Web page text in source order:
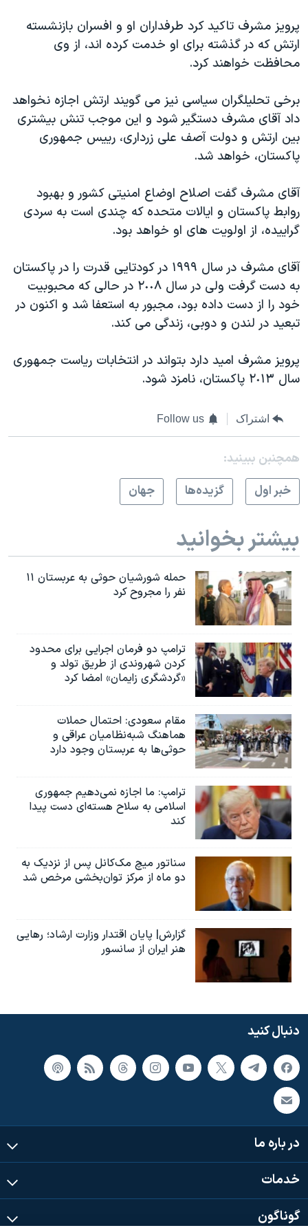
پرويز مشرف تاکيد کرد طرفداران او و افسران بازنشسته
ارتش که در گذشته برای او خدمت کرده اند، از وی
محافظت خواهند کرد.
برخی تحليلگران سياسی نيز می گويند ارتش اجازه نخواهد
داد آقای مشرف دستگير شود و اين موجب تنش بيشتری
بين ارتش و دولت آصف علی زرداری، رييس جمهوری
پاکستان، خواهد شد.
آقای مشرف گفت اصلاح اوضاع امنيتی کشور و بهبود
روابط پاکستان و ايالات متحده که چندی است به سردی
گراييده، از اولويت های او خواهد بود.
آقای مشرف در سال ۱۹۹۹ در کودتايی قدرت را در پاکستان
به دست گرفت ولی در سال ٢٠٠۸ در حالی که محبوبيت
خود را از دست داده بود، مجبور به استعفا شد و اکنون در
تبعيد در لندن و دوبی، زندگی می کند.
پرويز مشرف اميد دارد بتواند در انتخابات رياست جمهوری
سال ٢٠۱۳ پاکستان، نامزد شود.
اشتراک Follow us
همچنبن ببینید:
خبر اول
گزيده‌ها جهان
بیشتر بخوانید
حمله شورشیان حوثی به عربستان ۱۱
نفر را مجروح کرد
ترامپ دو فرمان اجرایی برای محدود
کردن شهروندی از طریق تولد و
«گردشگری زایمان» امضا کرد
مقام سعودی: احتمال حملات
هماهنگ شبه‌نظامیان عراقی و
حوثی‌ها به عربستان وجود دارد
ترامپ: ما اجازه نمی‌دهیم جمهوری
اسلامی به سلاح هسته‌ای دست پیدا
کند
سناتور میچ مک‌کانل پس از نزدیک به
دو ماه از مرکز توان‌بخشی مرخص شد
گزارش| پایان اقتدار وزارت ارشاد؛ رهایی
هنر ایران از سانسور
دنبال کنید
در باره ما
خدمات
گوناگون